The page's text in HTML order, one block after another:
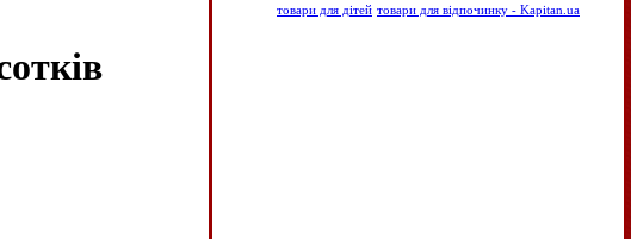
товари для дітей товари для відпочинку - Kapitan.ua